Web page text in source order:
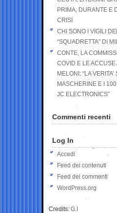
PRIMA, DURANTE E
CRISI
CHI SONO I VIGILI
“SQUADRETTA” DI
CONTE, LA
COVID E LE ACCUSE
MELONI: “LA
MASCHERINE E I
JC ELECTRONICS”
Commenti recenti
Log In
Accedi
Feed dei contenuti
Feed dei commenti
WordPress.org
Credits: G.I